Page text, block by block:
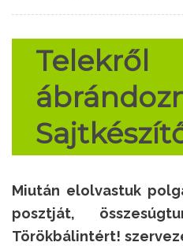
Telekről
Miután elolvastuk
posztját,
Törökbálintért!